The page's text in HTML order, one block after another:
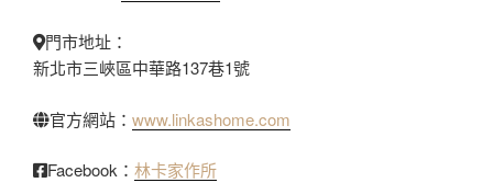
門市地址：
新北市三峽區中華路137巷1號
官方網站： www.linkashome.com
Facebook： 林卡家作所